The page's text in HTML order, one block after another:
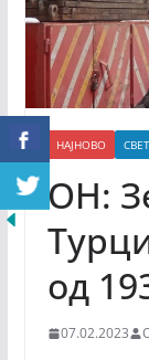
НАЈНОВО СВЕТ
ОН:
од
07.02.2023